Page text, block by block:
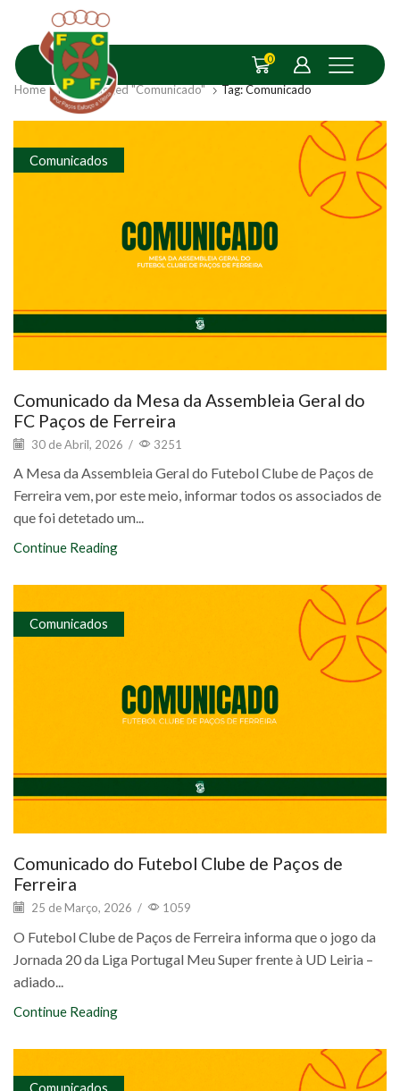
0
Home Posts Tagged "Comunicado" Tag: Comunicado
Comunicados
Comunicado da Mesa da Assembleia Geral do
FC Paços de Ferreira
30 de Abril, 2026 / 3251
A Mesa da Assembleia Geral do Futebol Clube de Paços de
Ferreira vem, por este meio, informar todos os associados de
que foi detetado um...
Continue Reading
Comunicados
Comunicado do Futebol Clube de Paços de
Ferreira
25 de Março, 2026 / 1059
O Futebol Clube de Paços de Ferreira informa que o jogo da
Jornada 20 da Liga Portugal Meu Super frente à UD Leiria –
adiado...
Continue Reading
Comunicados